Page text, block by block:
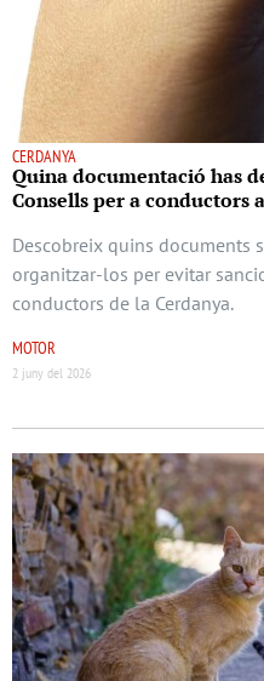
CERDANYA
Quina documentació has
Consells per a conductors
Descobreix quins documents
organitzar-los per evitar
conductors de la Cerdanya.
MOTOR
2 juny del 2026